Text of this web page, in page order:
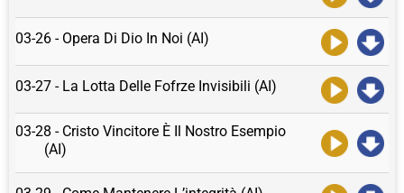
03-26 - Opera Di Dio In Noi (AI)
03-27 - La Lotta Delle Fofrze Invisibili (AI)
03-28 - Cristo Vincitore È Il Nostro Esempio
(AI)